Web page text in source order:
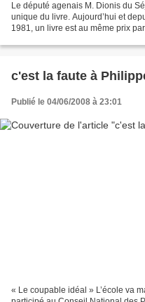
Le député agenais M. Dionis du
unique du livre. Aujourd’hui et
1981, un livre est au même prix
c'est la faute à
Publié le 04/06/2008 à 23:01
« Le coupable idéal » L’école va